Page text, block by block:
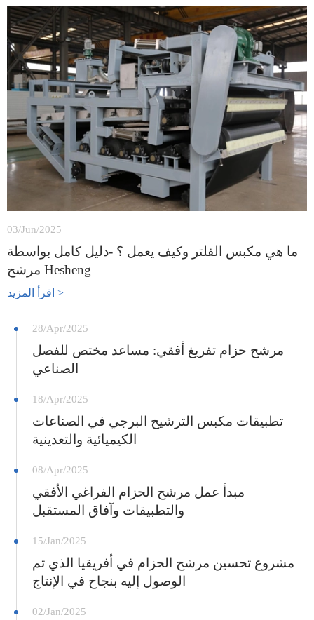
03/Jun/2025
ما هي مكبس الفلتر وكيف يعمل ؟ -دليل كامل بواسطة
مرشح Hesheng
اقرأ المزيد >
28/Apr/2025
مرشح حزام تفريغ أفقي: مساعد مختص للفصل
الصناعي
18/Apr/2025
تطبيقات مكبس الترشيح البرجي في الصناعات
الكيميائية والتعدينية
08/Apr/2025
مبدأ عمل مرشح الحزام الفراغي الأفقي
والتطبيقات وآفاق المستقبل
15/Jan/2025
مشروع تحسين مرشح الحزام في أفريقيا الذي تم
الوصول إليه بنجاح في الإنتاج
02/Jan/2025